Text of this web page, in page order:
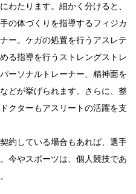
わたります。細かく分けると、
の体づくりを指導するフィジカ
ー。ケガの処置を行うアスレテ
る指導を行うストレングストレ
ーソナルトレーナー、精神面を
どが挙げられます。さらに、整
クターもアスリートの活躍を支
約している場合もあれば、選手
今やスポーツは、個人競技であ